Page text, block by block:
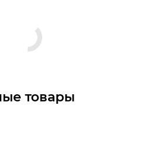
товары